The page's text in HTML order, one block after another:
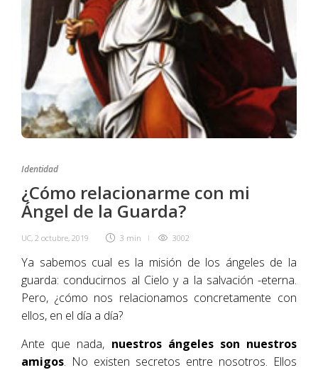
Identidad
¿Cómo relacionarme con mi
Ángel de la Guarda?
UC, 2 octubre, 2019 3 min 3002
Ya sabemos cual es la misión de los ángeles de la
guarda: conducirnos al Cielo y a la salvación -eterna.
Pero, ¿cómo nos relacionamos concretamente con
ellos, en el día a día?
Ante que nada, nuestros ángeles son nuestros
amigos. No existen secretos entre nosotros. Ellos